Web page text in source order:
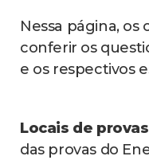
Nessa página,
conferir os
e os respectivos
Locais de provas
das provas do